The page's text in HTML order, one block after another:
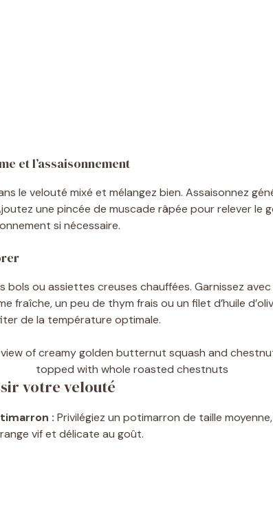
et l’assaisonnement
le velouté mixé et mélangez bien. Assaisonnez
une pincée de muscade râpée pour relever le
si nécessaire.
bols ou assiettes creuses chauffées. Garnissez
fraîche, un peu de thym frais ou un filet d’huile
de la température optimale.
votre velouté
: Privilégiez un potimarron de taille
vif et délicate au goût.